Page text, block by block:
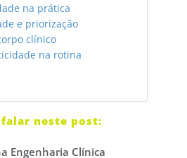
na prática
e priorização
clínico
na rotina
neste post:
Engenharia Clínica